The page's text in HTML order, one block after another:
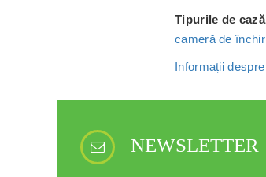
Tipurile de
cameră de
Informații
NEWSLETTER